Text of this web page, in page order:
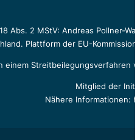
Abs. 2 MStV: Andreas Pollner-
Plattform der EU-
einem
Mitglied der
Nähere Informationen: